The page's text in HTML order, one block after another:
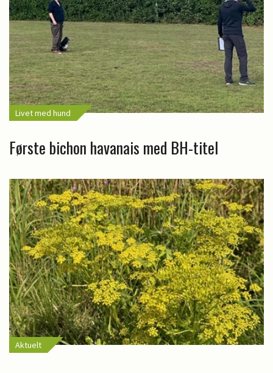
Livet med hund
Første bichon havanais med BH-titel
Aktuelt